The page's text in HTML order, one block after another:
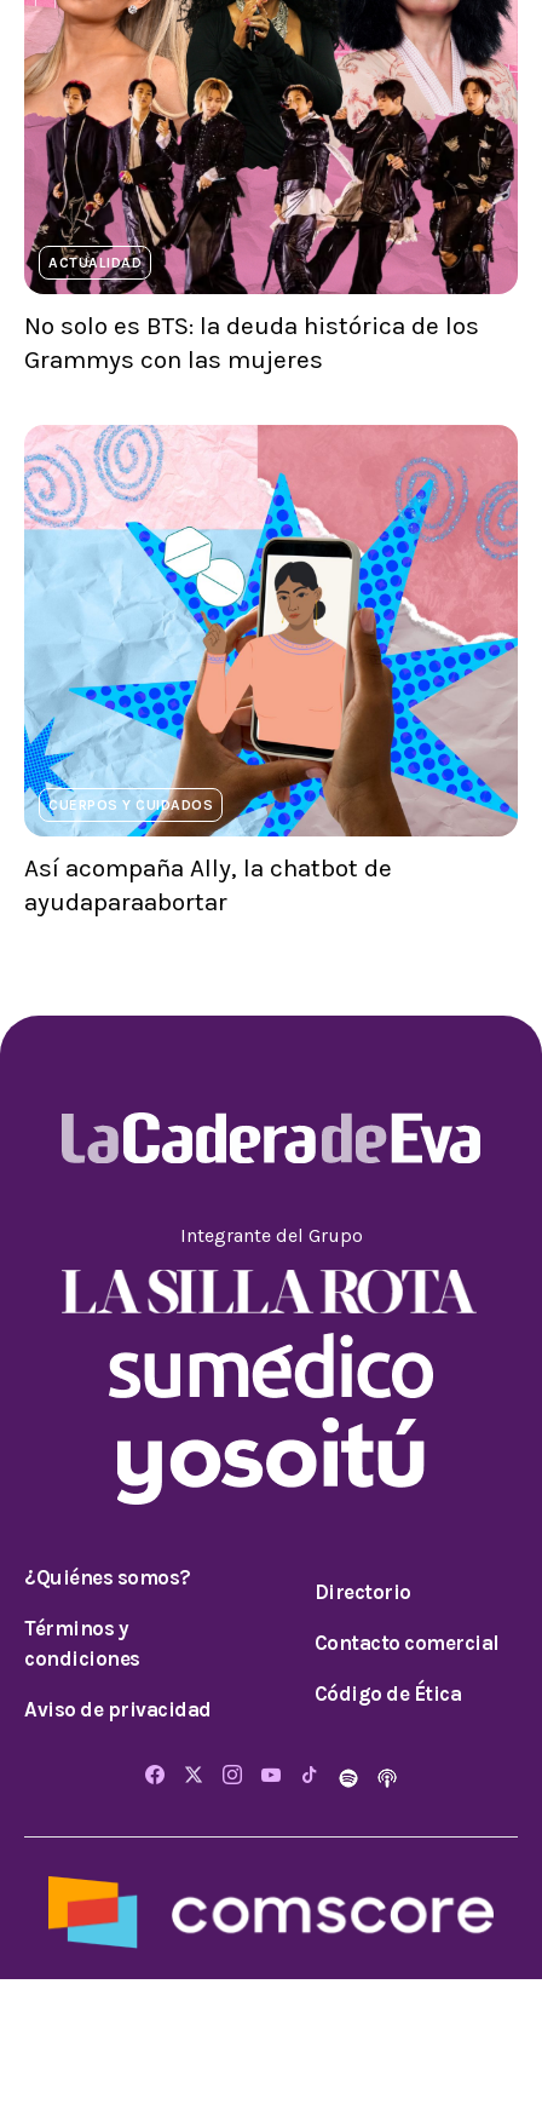
ACTUALIDAD
No solo es BTS: la deuda histórica de los
Grammys con las mujeres
CUERPOS Y CUIDADOS
Así acompaña Ally, la chatbot de
ayudaparaabortar
Integrante del Grupo
¿Quiénes somos?
Términos y
condiciones
Aviso de privacidad
Directorio
Contacto comercial
Código de Ética